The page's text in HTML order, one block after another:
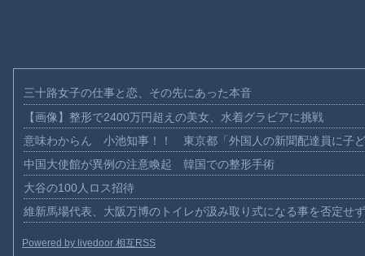
三十路女子の仕事と恋、その先にあった本音
【画像】整形で2400万円超えの美女、水着グラビアに挑戦
意味わからん 小池知事！！ 東京都「外国人の新聞配達員に子
中国大使館が異例の注意喚起 韓国での整形手術
大谷の100人ロス招待
維新馬場代表、大阪万博のトイレが汲み取り式になる事を否定せ
Powered by livedoor 相互RSS